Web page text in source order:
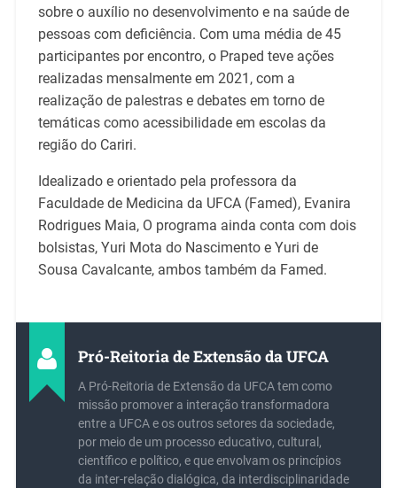
sobre o auxílio no desenvolvimento e na saúde de
pessoas com deficiência. Com uma média de 45
participantes por encontro, o Praped teve ações
realizadas mensalmente em 2021, com a
realização de palestras e debates em torno de
temáticas como acessibilidade em escolas da
região do Cariri.
Idealizado e orientado pela professora da
Faculdade de Medicina da UFCA (Famed), Evanira
Rodrigues Maia, O programa ainda conta com dois
bolsistas, Yuri Mota do Nascimento e Yuri de
Sousa Cavalcante, ambos também da Famed.
Pró-Reitoria de Extensão da UFCA
A Pró-Reitoria de Extensão da UFCA tem como
missão promover a interação transformadora
entre a UFCA e os outros setores da sociedade,
por meio de um processo educativo, cultural,
científico e político, e que envolvam os princípios
da inter-relação dialógica, da interdisciplinaridade